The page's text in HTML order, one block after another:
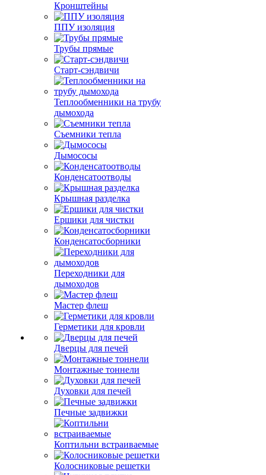
Кронштейны
ППУ изоляция
Трубы прямые
Старт-сэндвичи
Теплообменники на трубу
дымохода
Съемники тепла
Дымососы
Конденсатоотводы
Крышная разделка
Ершики для чистки
Конденсатосборники
Переходники для
дымоходов
Мастер флеш
Герметики для кровли
Дверцы для печей
Монтажные тоннели
Духовки для печей
Печные задвижки
Коптильни встраиваемые
Колосниковые решетки